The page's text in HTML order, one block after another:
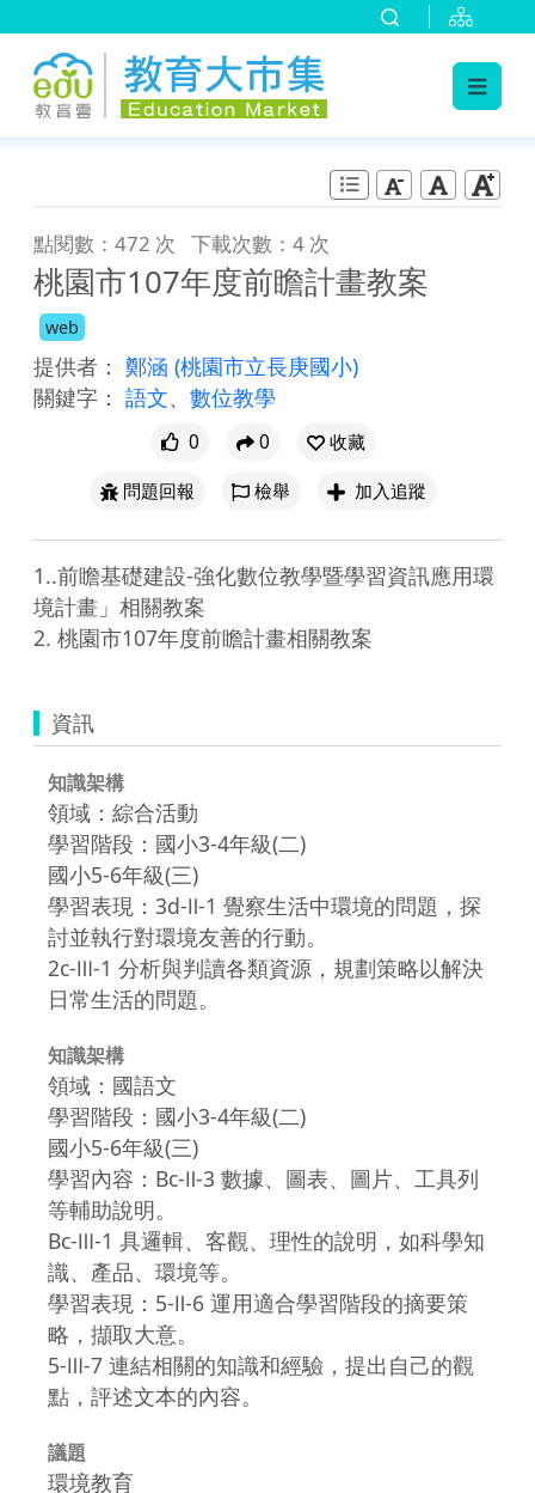
點閱數：472 次 下載次數：4 次
桃園市107年度前瞻計畫教案
web
提供者： 鄭涵 (桃園市立長庚國小)
關鍵字： 語文、 數位教學
0 0
收藏
問題回報
檢舉 加入追蹤
1..前瞻基礎建設-強化數位教學暨學習資訊應用環
境計畫」相關教案
資訊
知識架構
領域：綜合活動
學習階段：國小3-4年級(二)
國小5-6年級(三)
學習表現：3d-Ⅱ-1 覺察生活中環境的問題，探
討並執行對環境友善的行動。
2c-Ⅲ-1 分析與判讀各類資源，規劃策略以解決
日常生活的問題。
知識架構
領域：國語文
學習階段：國小3-4年級(二)
國小5-6年級(三)
學習內容：Bc-Ⅱ-3 數據、圖表、圖片、工具列
等輔助說明。
Bc-Ⅲ-1 具邏輯、客觀、理性的說明，如科學知
識、產品、環境等。
學習表現：5-Ⅱ-6 運用適合學習階段的摘要策
略，擷取大意。
5-Ⅲ-7 連結相關的知識和經驗，提出自己的觀
點，評述文本的內容。
議題
環境教育